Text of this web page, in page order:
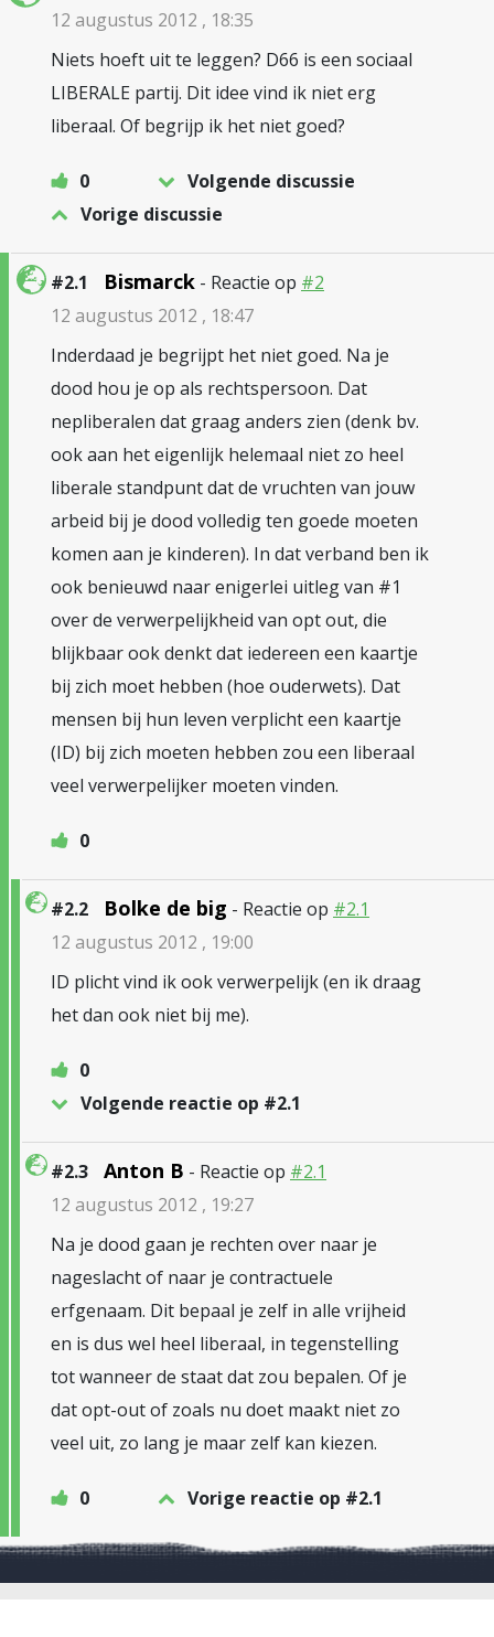
12 augustus 2012 , 18:35
Niets hoeft uit te leggen? D66 is een sociaal
LIBERALE partij. Dit idee vind ik niet erg
liberaal. Of begrijp ik het niet goed?
0
Volgende discussie
Vorige discussie
#2.1 Bismarck - Reactie op #2
12 augustus 2012 , 18:47
Inderdaad je begrijpt het niet goed. Na je
dood hou je op als rechtspersoon. Dat
nepliberalen dat graag anders zien (denk bv.
ook aan het eigenlijk helemaal niet zo heel
liberale standpunt dat de vruchten van jouw
arbeid bij je dood volledig ten goede moeten
komen aan je kinderen). In dat verband ben ik
ook benieuwd naar enigerlei uitleg van #1
over de verwerpelijkheid van opt out, die
blijkbaar ook denkt dat iedereen een kaartje
bij zich moet hebben (hoe ouderwets). Dat
mensen bij hun leven verplicht een kaartje
(ID) bij zich moeten hebben zou een liberaal
veel verwerpelijker moeten vinden.
0
#2.2 Bolke de big - Reactie op #2.1
12 augustus 2012 , 19:00
ID plicht vind ik ook verwerpelijk (en ik draag
het dan ook niet bij me).
0
Volgende reactie op #2.1
#2.3 Anton B - Reactie op #2.1
12 augustus 2012 , 19:27
Na je dood gaan je rechten over naar je
nageslacht of naar je contractuele
erfgenaam. Dit bepaal je zelf in alle vrijheid
en is dus wel heel liberaal, in tegenstelling
tot wanneer de staat dat zou bepalen. Of je
dat opt-out of zoals nu doet maakt niet zo
veel uit, zo lang je maar zelf kan kiezen.
0 Vorige reactie op #2.1